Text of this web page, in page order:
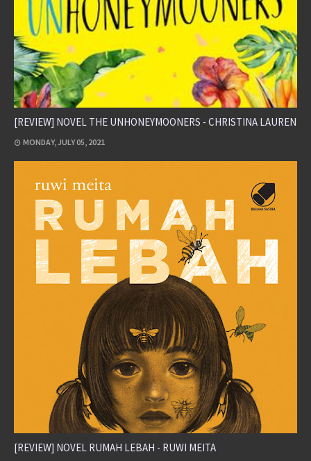
[REVIEW] NOVEL THE UNHONEYMOONERS - CHRISTINA LAUREN
MONDAY, JULY 05, 2021
[REVIEW] NOVEL RUMAH LEBAH - RUWI MEITA